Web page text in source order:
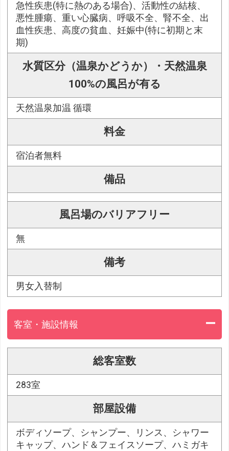
急性疾患(特に熱のある場合)、活動性の結核、
悪性腫瘍、重い心臓病、呼吸不全、腎不全、出
血性疾患、高度の貧血、妊娠中(特に初期と末
期)
水質区分（温泉かどうか）・天然温泉
100%の風呂が有る
天然温泉加温 循環
料金
宿泊者無料
備品
風呂場のバリアフリー
無
備考
男女入替制
客室・施設情報
総客室数
283室
部屋設備
ボディソープ、シャンプー、リンス、シャワー
キャップ、ハンド＆フェイスソープ、ハミガキ